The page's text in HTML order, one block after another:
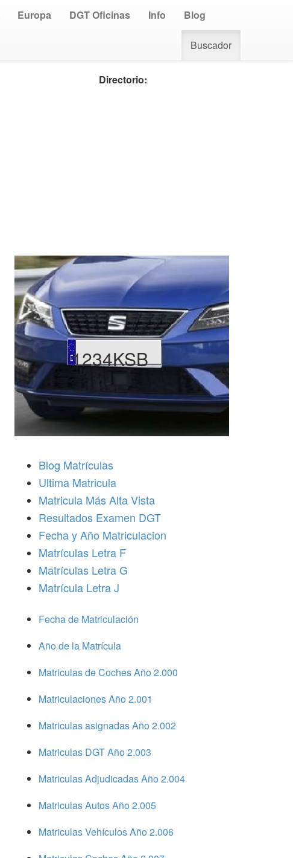
Europa DGT Oficinas Info Blog
Buscador
Directorio:
1234KSB
Blog Matrículas
Ultima Matricula
Matricula Más Alta Vista
Resultados Examen DGT
Fecha y Año Matriculacion
Matrículas Letra F
Matrículas Letra G
Matrícula Letra J
Fecha de Matriculación
Año de la Matrícula
Matriculas de Coches Año 2.000
Matriculaciones Año 2.001
Matriculas asignadas Año 2.002
Matriculas DGT Año 2.003
Matriculas Adjudicadas Año 2.004
Matriculas Autos Año 2.005
Matriculas Vehículos Año 2.006